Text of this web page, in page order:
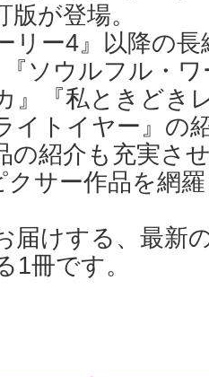
が登場。
リー4』以降の
ソウルフル・
』『私ときどき
イトイヤー』の
の紹介も充実さ
クサー作品を網
届けする、最新
1冊です。